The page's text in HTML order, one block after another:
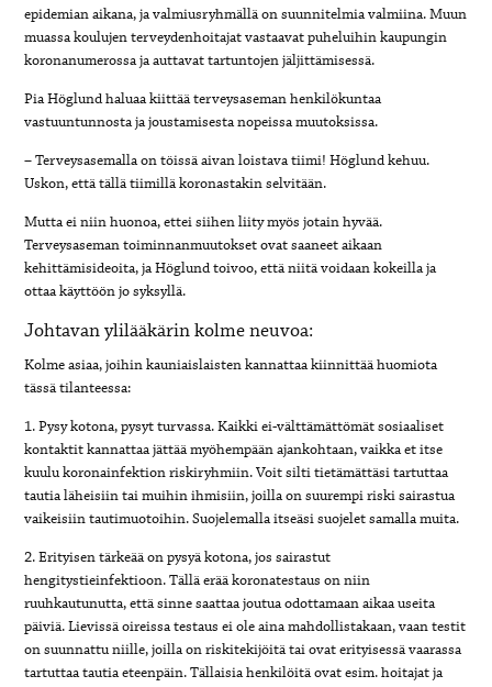
epidemian aikana, ja valmiusryhmällä on suunnitelmia valmiina. Muun
muassa koulujen terveydenhoitajat vastaavat puheluihin kaupungin
koronanumerossa ja auttavat tartuntojen jäljittämisessä.
Pia Höglund haluaa kiittää terveysaseman henkilökuntaa
vastuuntunnosta ja joustamisesta nopeissa muutoksissa.
– Terveysasemalla on töissä aivan loistava tiimi! Höglund kehuu.
Uskon, että tällä tiimillä koronastakin selvitään.
Mutta ei niin huonoa, ettei siihen liity myös jotain hyvää.
Terveysaseman toiminnanmuutokset ovat saaneet aikaan
kehittämisideoita, ja Höglund toivoo, että niitä voidaan kokeilla ja
ottaa käyttöön jo syksyllä.
Johtavan ylilääkärin kolme neuvoa:
Kolme asiaa, joihin kauniaislaisten kannattaa kiinnittää huomiota
tässä tilanteessa:
1. Pysy kotona, pysyt turvassa. Kaikki ei-välttämättömät sosiaaliset
kontaktit kannattaa jättää myöhempään ajankohtaan, vaikka et itse
kuulu koronainfektion riskiryhmiin. Voit silti tietämättäsi tartuttaa
tautia läheisiin tai muihin ihmisiin, joilla on suurempi riski sairastua
vaikeisiin tautimuotoihin. Suojelemalla itseäsi suojelet samalla muita.
2. Erityisen tärkeää on pysyä kotona, jos sairastut
hengitystieinfektioon. Tällä erää koronatestaus on niin
ruuhkautunutta, että sinne saattaa joutua odottamaan aikaa useita
päiviä. Lievissä oireissa testaus ei ole aina mahdollistakaan, vaan testit
on suunnattu niille, joilla on riskitekijöitä tai ovat erityisessä vaarassa
tartuttaa tautia eteenpäin. Tällaisia henkilöitä ovat esim. hoitajat ja